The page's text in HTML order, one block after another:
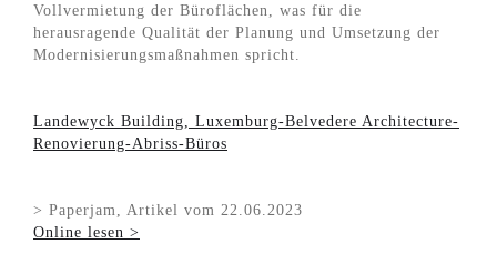
Vollvermietung der Büroflächen, was für die
herausragende Qualität der Planung und Umsetzung der
Modernisierungsmaßnahmen spricht.
Landewyck Building, Luxemburg-Belvedere Architecture-
Renovierung-Abriss-Büros
> Paperjam, Artikel vom 22.06.2023
Online lesen >